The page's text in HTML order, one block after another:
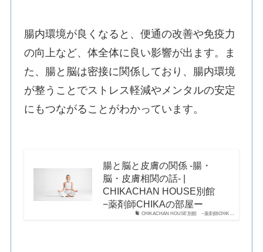
腸内環境が良くなると、便通の改善や免疫力
の向上など、体全体に良い影響が出ます。ま
た、腸と脳は密接に関係しており、腸内環境
が整うことでストレス軽減やメンタルの安定
にもつながることがわかっています。
CHIKACHAN HOUSE別館 −薬剤師CHIK…
腸と脳と皮膚の関係 -腸・
脳・皮膚相関の話- |
CHIKACHAN HOUSE別館
−薬剤師CHIKAの部屋ー